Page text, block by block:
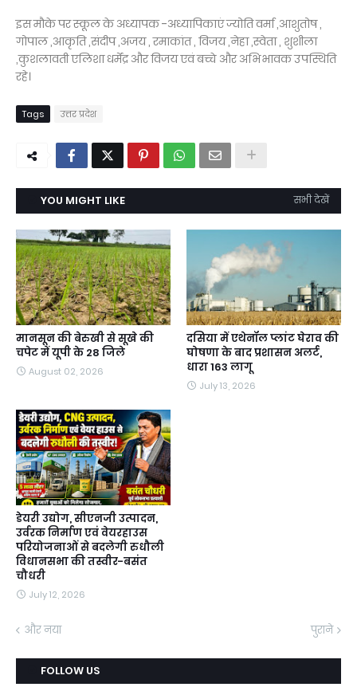
इस मौके पर स्कूल के अध्यापक -अध्यापिकाएंज्योति वर्मा ,आशुतोष ,
गोपाल ,आकृति ,संदीप ,अजय , रमाकांत , विजय ,नेहा ,स्वेता , शुशीला
,कुशलावती एलिशा धर्मेंद्र और विजय एवंबच्चे और अभिभावक उपस्थिति
रहे।
Tags उत्तर प्रदेश
YOU MIGHT LIKE सभी देखें
मानसून की बेरुखी से सूखे की
चपेट में यूपी के 28 जिले
August 02, 2026
दसिया में एथेनॉल प्लांट घेराव की
घोषणा के बाद प्रशासन अलर्ट,
धारा 163 लागू
July 13, 2026
डेयरी उद्योग, सीएनजी उत्पादन,
उर्वरक निर्माण एवं वेयरहाउस
परियोजनाओं से बदलेगी रुधौली
विधानसभा की तस्वीर-बसंत
चौधरी
July 12, 2026
और नया पुराने
FOLLOW US